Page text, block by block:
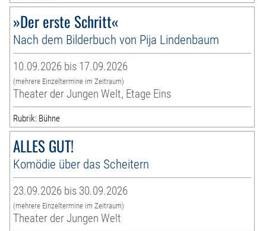
»Der erste Schritt«
Nach dem Bilderbuch von Pija Lindenbaum
10.09.2026 bis 17.09.2026
(mehrere Einzeltermine im Zeitraum)
Theater der Jungen Welt, Etage Eins
Rubrik: Bühne
ALLES GUT!
Komödie über das Scheitern
23.09.2026 bis 30.09.2026
(mehrere Einzeltermine im Zeitraum)
Theater der Jungen Welt